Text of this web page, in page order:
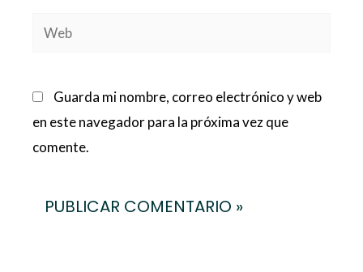
Web
Guarda mi nombre, correo electrónico y web
en este navegador para la próxima vez que
comente.